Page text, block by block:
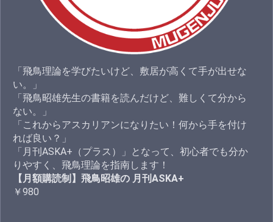
「飛鳥理論を学びたいけど、敷居が高くて手が出せな
い。」
「飛鳥昭雄先生の書籍を読んだけど、難しくて分から
ない。」
「これからアスカリアンになりたい！何から手を付け
れば良い？」
「月刊ASKA+（プラス）」となって、初心者でも分か
りやすく、飛鳥理論を指南します！
【月額購読制】飛鳥昭雄の 月刊ASKA+
￥980